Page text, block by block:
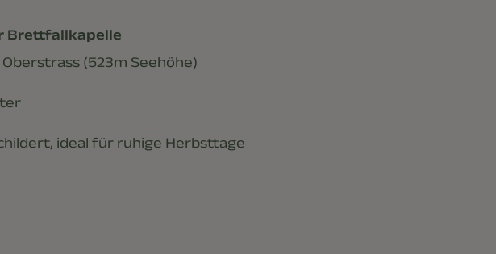
Brettfallkapelle
(523m Seehöhe)
ideal für ruhige Herbsttage